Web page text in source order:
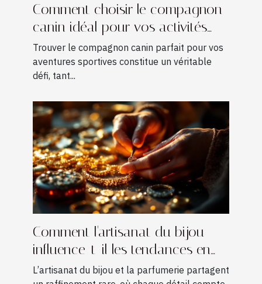
Comment choisir le compagnon
canin idéal pour vos activités
sportives ?
Trouver le compagnon canin parfait pour vos
aventures sportives constitue un véritable
défi, tant...
Comment l'artisanat du bijou
influence-t-il les tendances en
parfumerie ?
L’artisanat du bijou et la parfumerie partagent